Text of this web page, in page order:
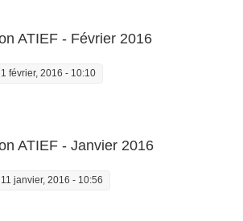
ATIEF - Février 2016
février, 2016 - 10:10
ATIEF - Janvier 2016
janvier, 2016 - 10:56